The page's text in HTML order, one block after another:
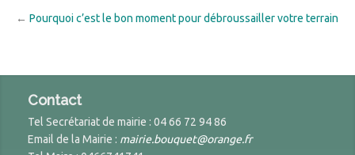
← Pourquoi c’est le bon moment pour débroussailler votre terrain
Contact
Tel Secrétariat de mairie : 04 66 72 94 86
Email de la Mairie : mairie.bouquet@orange.fr